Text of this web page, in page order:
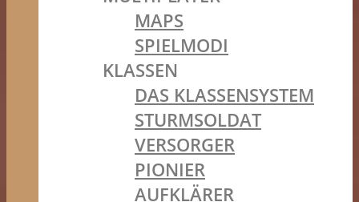
MAPS
SPIELMODI
KLASSEN
DAS KLASSENSYSTEM
STURMSOLDAT
VERSORGER
PIONIER
AUFKLÄRER